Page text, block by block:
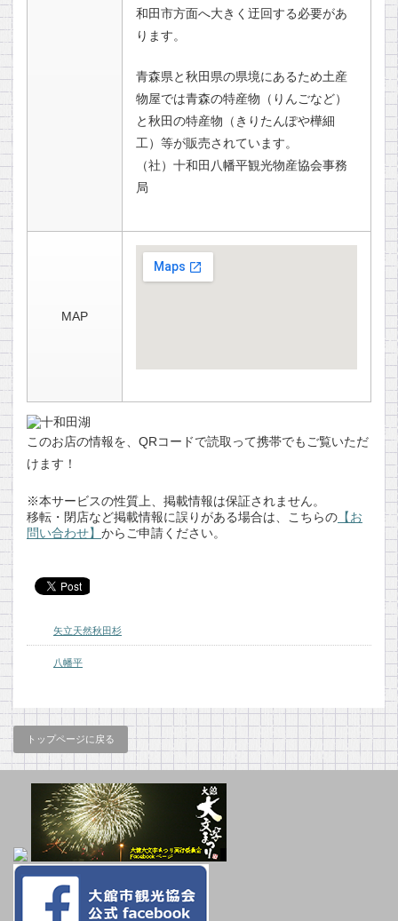
和田市方面へ大きく迂回する必要があ
ります。
青森県と秋田県の県境にあるため土産
物屋では青森の特産物（りんごなど）
と秋田の特産物（きりたんぽや樺細
工）等が販売されています。
（社）十和田八幡平観光物産協会事務
局
MAP
このお店の情報を、QRコードで読取って携帯でもご覧いただ
けます！
※本サービスの性質上、掲載情報は保証されません。
移転・閉店など掲載情報に誤りがある場合は、こちらの 【お
問い合わせ】 からご申請ください。
矢立天然秋田杉
八幡平
トップページに戻る